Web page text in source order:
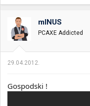
mINUS
PCAXE Addicted
29.04.2012.
Gospodski !